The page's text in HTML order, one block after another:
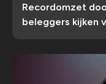
Recordomzet
beleggers kijken